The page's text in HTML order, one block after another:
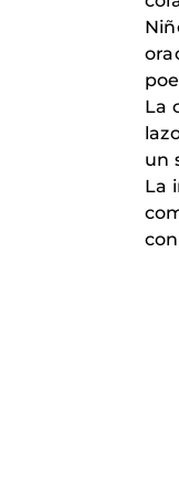
La
un
La